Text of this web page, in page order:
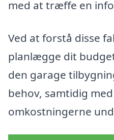
med at træffe en
Ved at forstå disse
planlægge dit
den garage
behov, samtidig
omkostningerne